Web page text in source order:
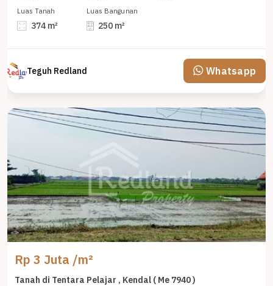
Luas Tanah
374 m²
Luas Bangunan
250 m²
Teguh Redland Whatsapp
Rp 3 Juta /m²
Tanah di Tentara Pelajar , Kendal ( Me 7940 )